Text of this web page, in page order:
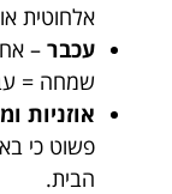
אלחוטית
עכבר –
שמחה =
אוזניות
פשוט כי
הבית.